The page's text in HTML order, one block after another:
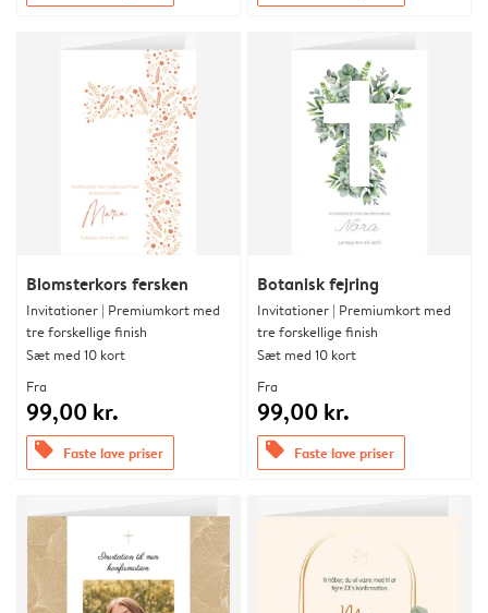
Blomsterkors fersken
Invitationer | Premiumkort med
tre forskellige finish
Sæt med 10 kort
Fra
99,00 kr.
offers Faste lave priser
Botanisk fejring
Invitationer | Premiumkort med
tre forskellige finish
Sæt med 10 kort
Fra
99,00 kr.
offers Faste lave priser